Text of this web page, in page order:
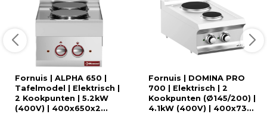
Fornuis | ALPHA 650 |
Tafelmodel | Elektrisch |
2 Kookpunten | 5.2kW
(400V) | 400x650x2...
Fornuis | DOMINA PRO
700 | Elektrisch | 2
Kookpunten (Ø145/200) |
4.1kW (400V) | 400x73...